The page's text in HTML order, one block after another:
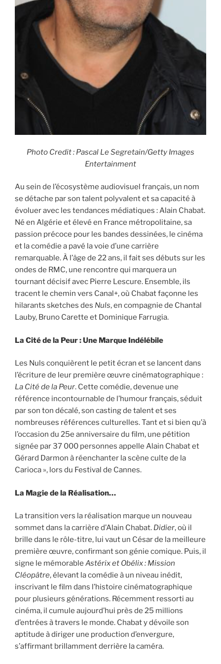
Photo Credit : Pascal Le Segretain/Getty Images
Entertainment
Au sein de l’écosystème audiovisuel français, un nom
se détache par son talent polyvalent et sa capacité à
évoluer avec les tendances médiatiques : Alain Chabat.
Né en Algérie et élevé en France métropolitaine, sa
passion précoce pour les bandes dessinées, le cinéma
et la comédie a pavé la voie d’une carrière
remarquable. À l’âge de 22 ans, il fait ses débuts sur les
ondes de RMC, une rencontre qui marquera un
tournant décisif avec Pierre Lescure. Ensemble, ils
tracent le chemin vers Canal+, où Chabat façonne les
hilarants sketches des Nuls, en compagnie de Chantal
Lauby, Bruno Carette et Dominique Farrugia.
La Cité de la Peur : Une Marque Indélébile
Les Nuls conquièrent le petit écran et se lancent dans
l’écriture de leur première œuvre cinématographique :
La Cité de la Peur. Cette comédie, devenue une
référence incontournable de l’humour français, séduit
par son ton décalé, son casting de talent et ses
nombreuses références culturelles. Tant et si bien qu’à
l’occasion du 25e anniversaire du film, une pétition
signée par 37 000 personnes appelle Alain Chabat et
Gérard Darmon à réenchanter la scène culte de la
Carioca », lors du Festival de Cannes.
La Magie de la Réalisation…
La transition vers la réalisation marque un nouveau
sommet dans la carrière d’Alain Chabat. Didier, où il
brille dans le rôle-titre, lui vaut un César de la meilleure
première œuvre, confirmant son génie comique. Puis, il
signe le mémorable Astérix et Obélix : Mission
Cléopâtre, élevant la comédie à un niveau inédit,
inscrivant le film dans l’histoire cinématographique
pour plusieurs générations. Récemment ressorti au
cinéma, il cumule aujourd’hui près de 25 millions
d’entrées à travers le monde. Chabat y dévoile son
aptitude à diriger une production d’envergure,
s’affirmant brillamment derrière la caméra.